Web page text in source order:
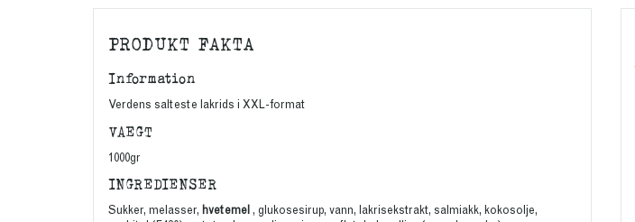
PRODUKT FAKTA
Information
Verdens salteste lakrids i XXL-format
VAEGT
1000gr
INGREDIENSER
Sukker, melasser, hvetemel , glukosesirup, vann, lakrisekstrakt, salmiakk, kokosolje,